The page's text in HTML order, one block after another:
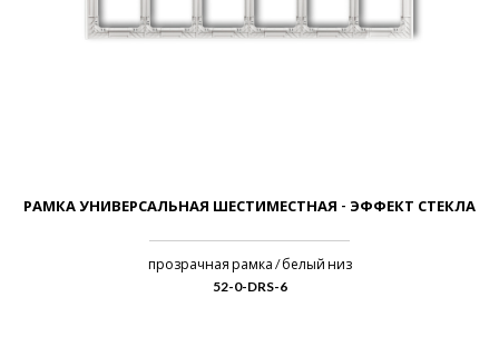
РАМКА УНИВЕРСАЛЬНАЯ ШЕСТИМЕСТНАЯ - ЭФФЕКТ СТЕКЛА
прозрачная рамка / белый низ
52-0-DRS-6